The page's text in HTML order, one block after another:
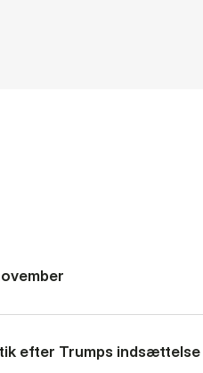
efter Trumps indsættelse